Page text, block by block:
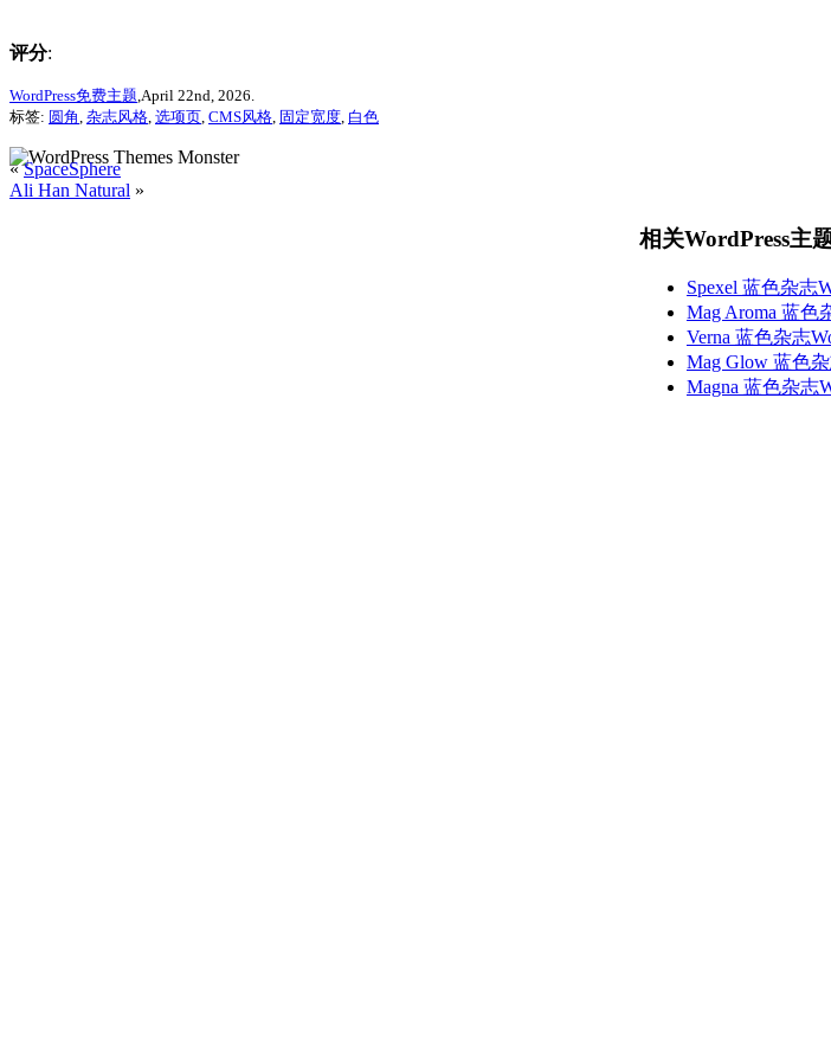
评分:
WordPress免费主题 ,April 22nd, 2026.
标签: 圆角 杂志风格 选项页 CMS风格 固定宽度 白色
«SpaceSphere
Ali Han Natural »
相关WordPress主
Spexel 蓝色杂志
Mag Aroma 蓝色
Verna 蓝色杂志
Mag Glow 蓝色
Magna 蓝色杂志